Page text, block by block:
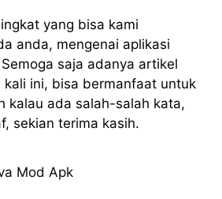
yang bisa kami
anda, mengenai aplikasi
saja adanya artikel
kali ini, bisa bermanfaat untuk
kalau ada salah-salah kata,
sekian terima kasih.
Mod Apk